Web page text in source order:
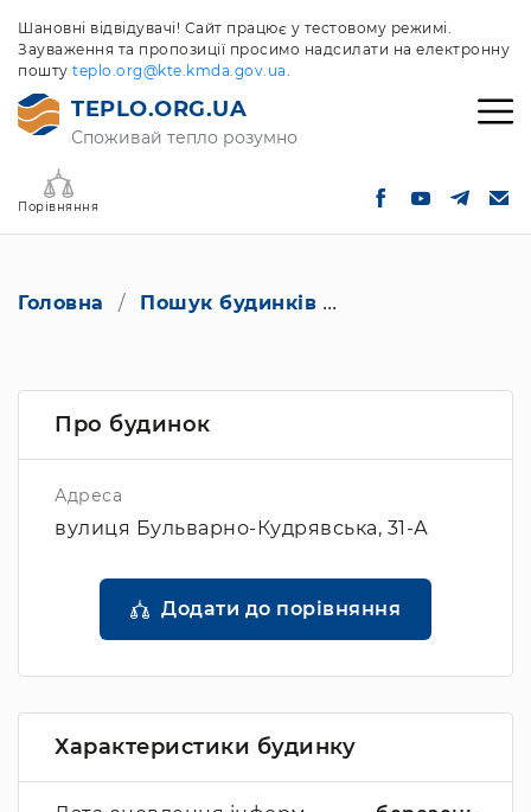
Шановні відвідувачі! Сайт працює у тестовому режимі.
Зауваження та пропозиції просимо надсилати на електронну
пошту teplo.org@kte.kmda.gov.ua.
TEPLO.ORG.UA
Споживай тепло розумно
Порівняння
Головна Пошук будинків
Про будинок
Адреса
вулиця Бульварно-Кудрявська, 31-А
Додати до порівняння
Характеристики будинку